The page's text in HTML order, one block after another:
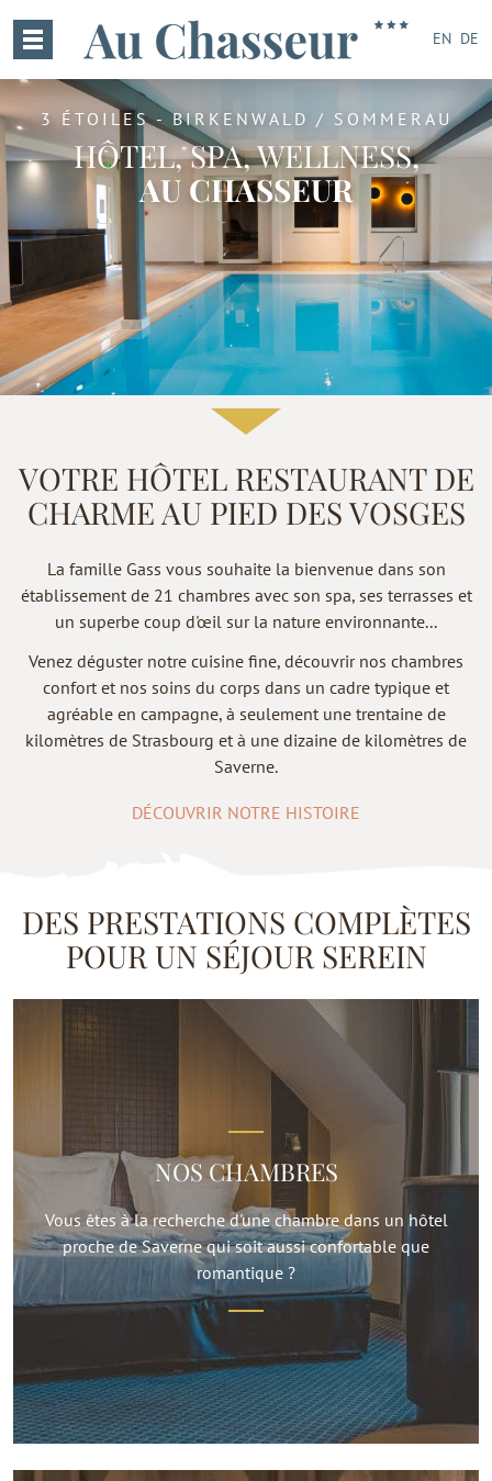
EN DE
3 ÉTOILES-BIRKENWALD / SOMMERAU
HÔTEL, SPA, WELLNESS,
AU CHASSEUR
VOTRE HÔTEL RESTAURANT DE
CHARME AU PIED DES VOSGES
La famille Gass vous souhaite la bienvenue dans son
établissement de 21 chambres avec son spa, ses terrasses et
un superbe coup d'œil sur la nature environnante...
Venez déguster notre cuisine fine, découvrir nos chambres
confort et nos soins du corps dans un cadre typique et
agréable en campagne, à seulement une trentaine de
kilomètres de Strasbourg et à une dizaine de kilomètres de
Saverne.
DÉCOUVRIR NOTRE HISTOIRE
DES PRESTATIONS COMPLÈTES
POUR UN SÉJOUR SEREIN
NOS CHAMBRES
Vous êtes à la recherche d'une chambre dans un hôtel
proche de Saverne qui soit aussi confortable que
romantique ?